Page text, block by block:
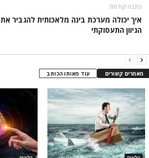
כתבה קודמת
איך יכולה מערכת בינה מלאכותית להגביר את
הגיוון התעסוקתי
מאמרים קשורים עוד מאותו הכותב